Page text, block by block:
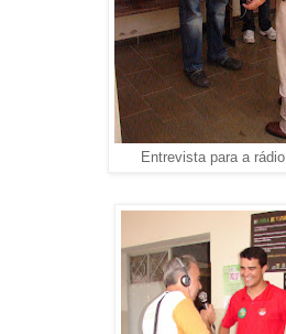
Entrevista para a